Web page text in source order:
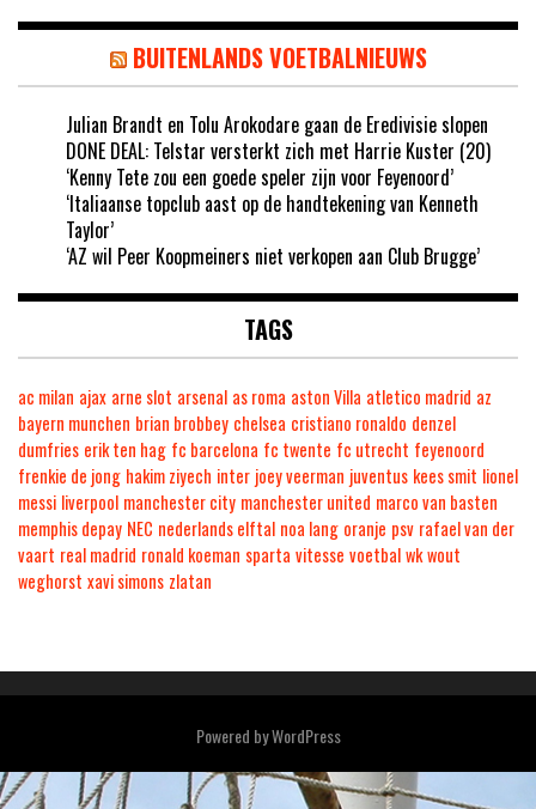
BUITENLANDS VOETBALNIEUWS
Julian Brandt en Tolu Arokodare gaan de Eredivisie slopen
DONE DEAL: Telstar versterkt zich met Harrie Kuster (20)
‘Kenny Tete zou een goede speler zijn voor Feyenoord’
‘Italiaanse topclub aast op de handtekening van Kenneth
Taylor’
‘AZ wil Peer Koopmeiners niet verkopen aan Club Brugge’
TAGS
ac milan ajax arne slot arsenal as roma aston Villa atletico madrid az
bayern munchen brian brobbey chelsea cristiano ronaldo denzel
dumfries erik ten hag fc barcelona fc twente fc utrecht feyenoord
frenkie de jong hakim ziyech inter joey veerman juventus kees smit lionel
messi liverpool manchester city manchester united marco van basten
memphis depay NEC nederlands elftal noa lang oranje psv rafael van der
vaart real madrid ronald koeman sparta vitesse voetbalwkwout
weghorst xavi simons zlatan
Powered byWordPress